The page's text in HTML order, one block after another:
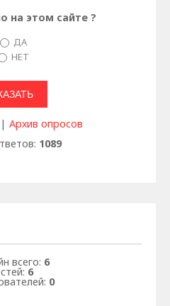
на этом сайте ?
ДА
НЕТ
| Архив опросов
1089
всего: 6
6
0